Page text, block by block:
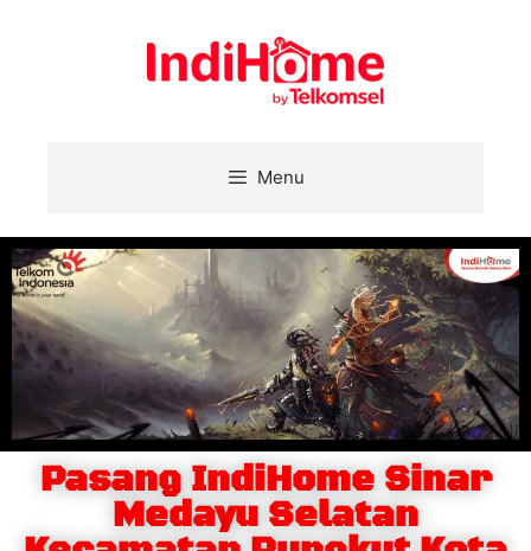
Menu
Pasang IndiHome Sinar
Medayu Selatan